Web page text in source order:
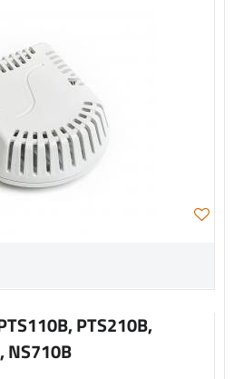
PTS210B,
NS710B